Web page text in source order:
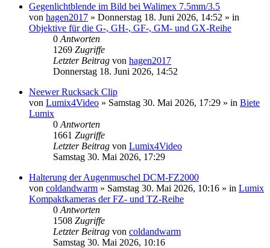
Gegenlichtblende im Bild bei Walimex 7.5mm/3.5
von hagen2017 » Donnerstag 18. Juni 2026, 14:52 » in
Objektive für die G-, GH-, GF-, GM- und GX-Reihe
0 Antworten
1269 Zugriffe
Letzter Beitrag von hagen2017
Donnerstag 18. Juni 2026, 14:52
Neewer Rucksack Clip
von Lumix4Video » Samstag 30. Mai 2026, 17:29 » in Biete
Lumix
0 Antworten
1661 Zugriffe
Letzter Beitrag von Lumix4Video
Samstag 30. Mai 2026, 17:29
Halterung der Augenmuschel DCM-FZ2000
von coldandwarm » Samstag 30. Mai 2026, 10:16 » in Lumix
Kompaktkameras der FZ- und TZ-Reihe
0 Antworten
1508 Zugriffe
Letzter Beitrag von coldandwarm
Samstag 30. Mai 2026, 10:16